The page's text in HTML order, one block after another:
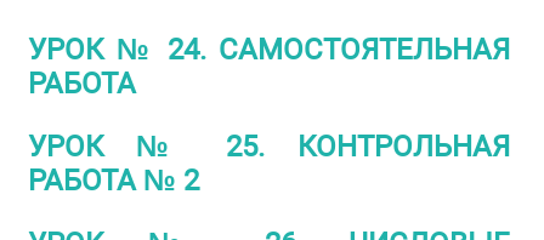
УРОК № 24. САМОСТОЯТЕЛЬНАЯ
РАБОТА
УРОК № 25. КОНТРОЛЬНАЯ
РАБОТА № 2